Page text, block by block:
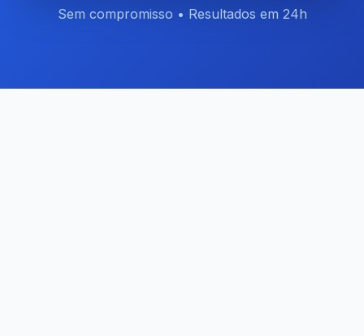
Sem compromisso • Resultados em 24h